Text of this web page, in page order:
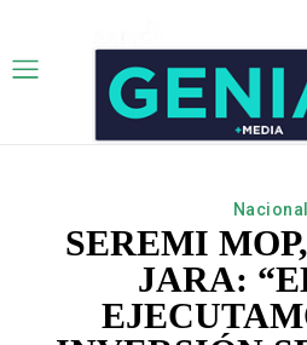
Nacional
SEREMI
JARA: